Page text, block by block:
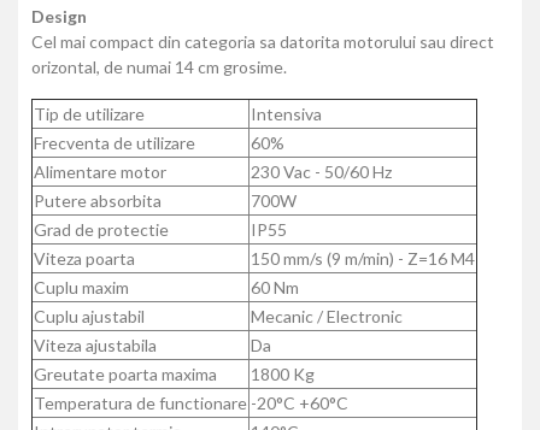
Design
Cel mai compact din categoria sa datorita motorului sau direct
orizontal, de numai 14 cm grosime.
Tip de utilizare
Intensiva
Frecventa de utilizare
60%
Alimentare motor
230 Vac - 50/60 Hz
Putere absorbita
700W
Grad de protectie
IP55
Viteza poarta
150 mm/s (9 m/min) - Z=16 M4
Cuplu maxim
60 Nm
Cuplu ajustabil
Mecanic / Electronic
Viteza ajustabila
Da
Greutate poarta maxima
1800 Kg
Temperatura de functionare -20°C +60°C